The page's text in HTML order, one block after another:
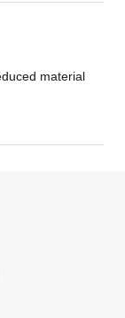
material